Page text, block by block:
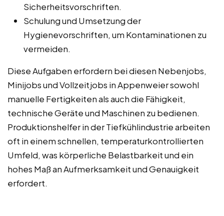
Sicherheitsvorschriften.
Schulung und Umsetzung der
Hygienevorschriften, um Kontaminationen zu
vermeiden.
Diese Aufgaben erfordern bei diesen Nebenjobs,
Minijobs und Vollzeitjobs in Appenweier sowohl
manuelle Fertigkeiten als auch die Fähigkeit,
technische Geräte und Maschinen zu bedienen.
Produktionshelfer in der Tiefkühlindustrie arbeiten
oft in einem schnellen, temperaturkontrollierten
Umfeld, was körperliche Belastbarkeit und ein
hohes Maß an Aufmerksamkeit und Genauigkeit
erfordert.